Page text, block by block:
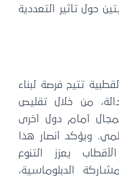
حول تأثير التعددية
تتيح فرصة لبناء
من خلال تقليص
أمام دول أخرى
ويؤكد أنصار هذا
يعزز التنوع
الدبلوماسية،